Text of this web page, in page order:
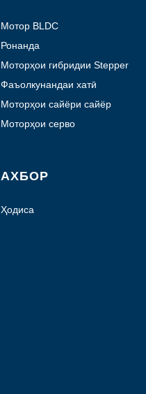
Мотор BLDC
Ронанда
Моторҳои гибридии Stepper
Фаъолкунандаи хатӣ
Моторҳои сайёри сайёр
Моторҳои серво
АХБОР
Ҳодиса